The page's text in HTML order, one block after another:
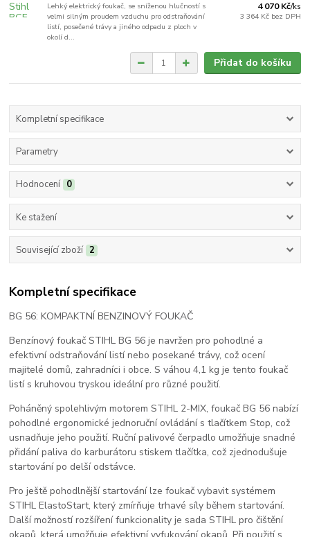
Lehký elektrický foukač, se sníženou hlučností s
velmi silným proudem vzduchu pro odstraňování
listí, posečené trávy a jiného odpadu z ploch v
okolí d...
4 070 Kč/ks
3 364 Kč bez DPH
Přidat do košíku
Kompletní specifikace
Parametry
Hodnocení 0
Ke stažení
Související zboží 2
Kompletní specifikace
BG 56: KOMPAKTNÍ BENZINOVÝ FOUKAČ
Benzínový foukač STIHL BG 56 je navržen pro pohodlné a
efektivní odstraňování listí nebo posekané trávy, což ocení
majitelé domů, zahradníci i obce. S váhou 4,1 kg je tento foukač
listí s kruhovou tryskou ideální pro různé použití.
Poháněný spolehlivým motorem STIHL 2-MIX, foukač BG 56 nabízí
pohodlné ergonomické jednoruční ovládání s tlačítkem Stop, což
usnadňuje jeho použití. Ruční palivové čerpadlo umožňuje snadné
přidání paliva do karburátoru stiskem tlačítka, což zjednodušuje
startování po delší odstávce.
Pro ještě pohodlnější startování lze foukač vybavit systémem
STIHL ElastoStart, který zmírňuje trhavé síly během startování.
Další možností rozšíření funkcionality je sada STIHL pro čištění